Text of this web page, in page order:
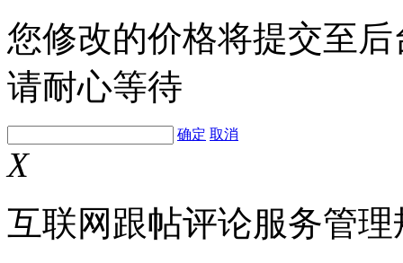
您修改的价格将提交至
请耐心等待
确定 取消
X
互联网跟帖评论服务管理